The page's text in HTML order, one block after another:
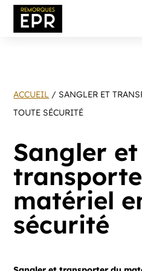
ACCUEIL / SANGLER ET
TOUTE SÉCURITÉ
Sangler et
matériel
sécurité